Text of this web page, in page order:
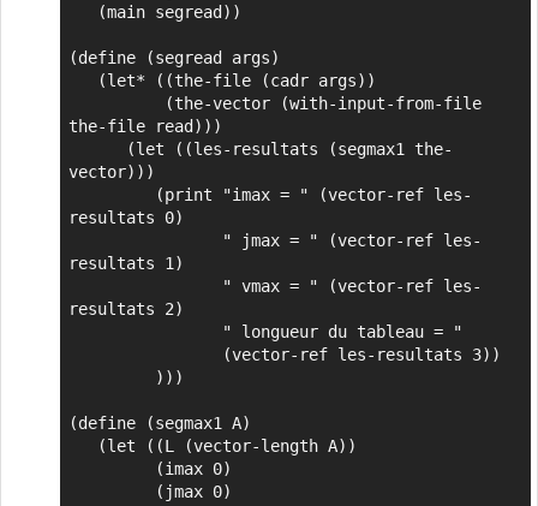
(define (segread args)
the-file read)))
vector)))
resultats 0)
resultats 1)
resultats 2)
(define (segmax1 A)